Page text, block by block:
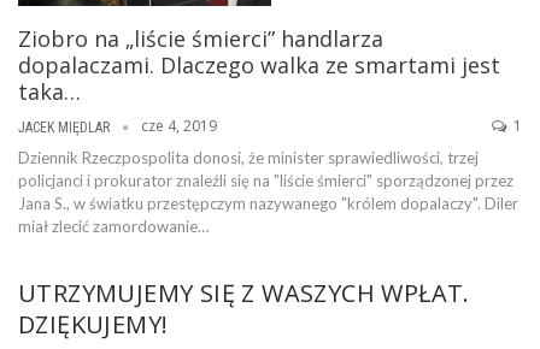
Ziobro na „liście śmierci” handlarza
dopalaczami. Dlaczego walka ze smartami jest
taka…
JACEK MIĘDLAR cze 4, 2019 1
Dziennik Rzeczpospolita donosi, że minister sprawiedliwości, trzej
policjanci i prokurator znaleźli się na "liście śmierci" sporządzonej przez
Jana S., w światku przestępczym nazywanego "królem dopalaczy". Diler
miał zlecić zamordowanie…
UTRZYMUJEMY SIĘ Z WASZYCH WPŁAT.
DZIĘKUJEMY!